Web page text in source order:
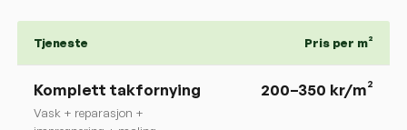
Tjeneste Pris per m²
Komplett takfornying
Vask + reparasjon +
200–350 kr/m²